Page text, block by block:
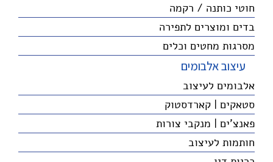
חוטי כותנה / רקמה
בדים ומוצרים לתפירה
מסרגות מחטים וכלים
עיצוב אלבומים
אלבומים לעיצוב
סטאקים | קארדסטוק
פאנצ'ים | מנקבי צורות
חותמות לעיצוב